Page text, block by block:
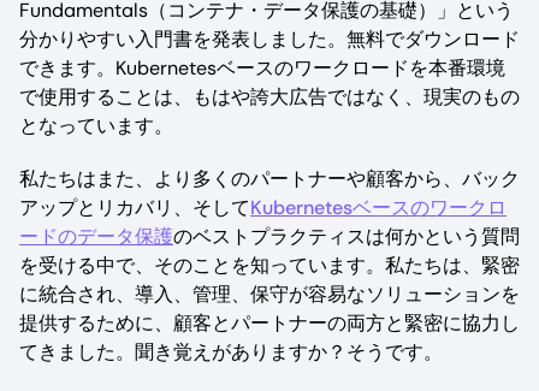
Fundamentals（コンテナ・データ保護の基礎）」という
分かりやすい入門書を発表しました。無料でダウンロード
できます。Kubernetesベースのワークロードを本番環境
で使用することは、もはや誇大広告ではなく、現実のもの
となっています。
私たちはまた、より多くのパートナーや顧客から、バック
アップとリカバリ、そしてKubernetesベースのワークロ
ードのデータ保護のベストプラクティスは何かという質問
を受ける中で、そのことを知っています。私たちは、緊密
に統合され、導入、管理、保守が容易なソリューションを
提供するために、顧客とパートナーの両方と緊密に協力し
てきました。聞き覚えがありますか？そうです。